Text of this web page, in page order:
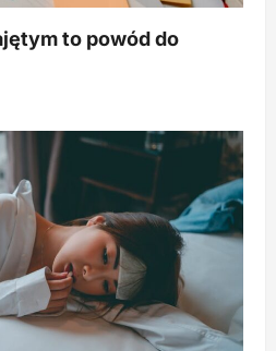
to powód do